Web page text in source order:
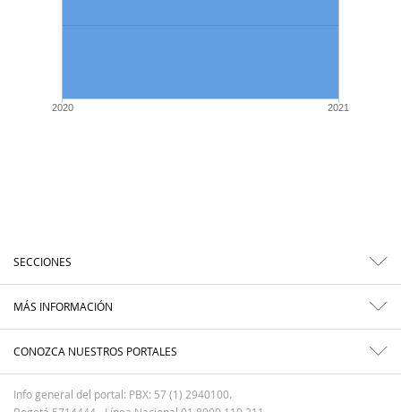
2020 2021
SECCIONES
MÁS INFORMACIÓN
CONOZCA NUESTROS PORTALES
Info general del portal: PBX: 57 (1) 2940100.